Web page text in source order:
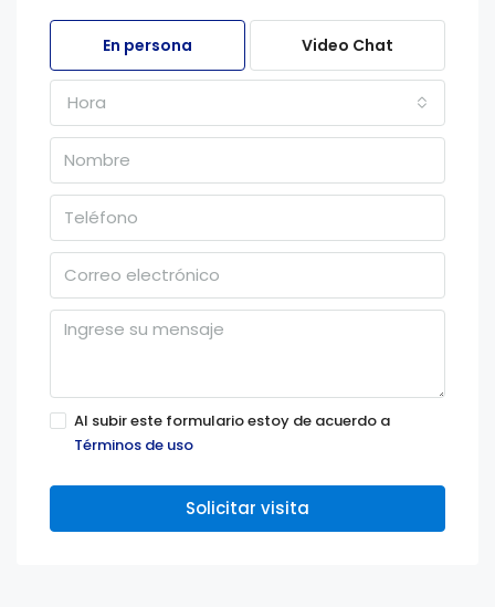
En persona Video Chat
Hora
Al subir este formulario estoy de acuerdo a
Términos de uso
Solicitar visita